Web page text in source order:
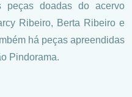
peças doadas do acervo
Ribeiro, Berta Ribeiro e
há peças apreendidas
Pindorama.